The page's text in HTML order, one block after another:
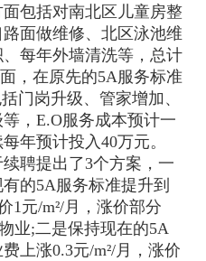
包括对南北区儿童房整
面做维修、北区泳池维
每年外墙清洗等，总计
，在原先的5A服务标准
门岗升级、管家增加、
，E.O服务成本预计一
年预计投入40万元。
聘提出了3个方案，一
的5A服务标准提升到
1元/m²/月，涨价部分
业;二是保持现在的5A
上涨0.3元/m²/月，涨价